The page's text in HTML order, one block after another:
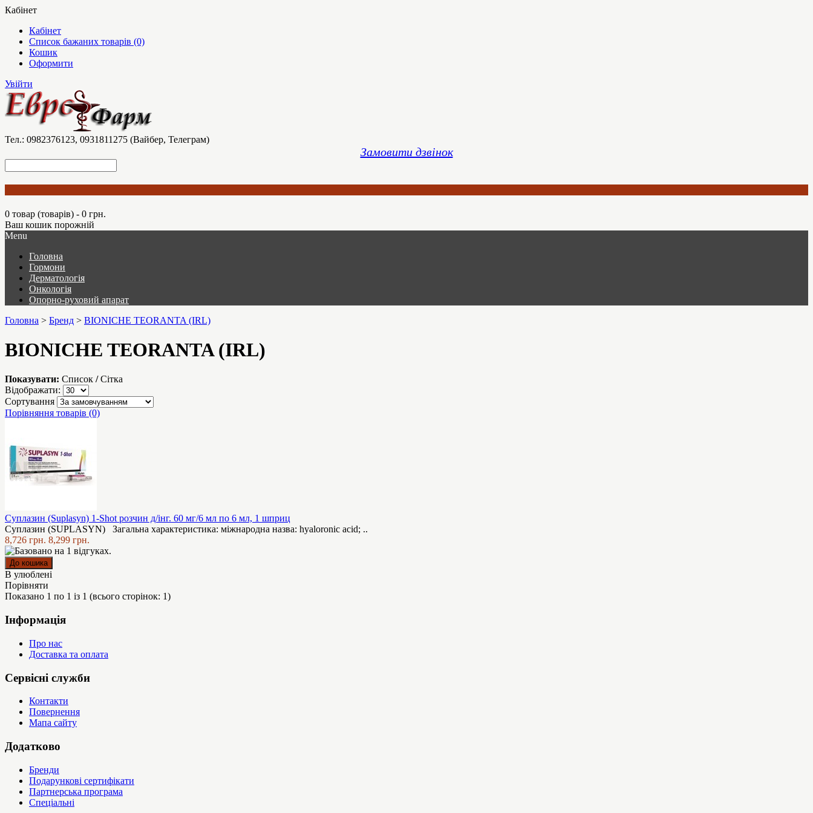
Кабінет
Кабінет
Список бажаних товарів (0)
Кошик
Оформити
Увійти
Тел.: 0982376123, 0931811275 (Вайбер, Телеграм)
Замовити дзвінок
0 товар (товарів) - 0 грн.
Ваш кошик порожній
Menu
Головна
Гормони
Дерматологія
Онкологія
Опорно-руховий апарат
Головна > Бренд > BIONICHE TEORANTA (IRL)
BIONICHE TEORANTA (IRL)
Показувати: Список / Сітка
Відображати:
Сортування
Порівняння товарів (0)
Суплазин (Suplasyn) 1-Shot розчин д/інг. 60 мг/6 мл по 6 мл, 1 шприц
Суплазин (SUPLASYN) Загальна характеристика: міжнародна назва: hyaloronic acid; ..
8,726 грн. 8,299 грн.
В улюблені
Порівняти
Показано 1 по 1 із 1 (всього сторінок: 1)
Інформація
Про нас
Доставка та оплата
Сервісні служби
Контакти
Повернення
Мапа сайту
Додатково
Бренди
Подарункові сертифікати
Партнерська програма
Спеціальні